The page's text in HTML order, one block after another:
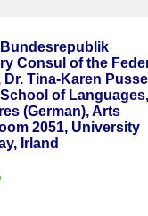
Consul of the
Tina-Karen
of Languages,
(German), Arts
2051, University
Irland